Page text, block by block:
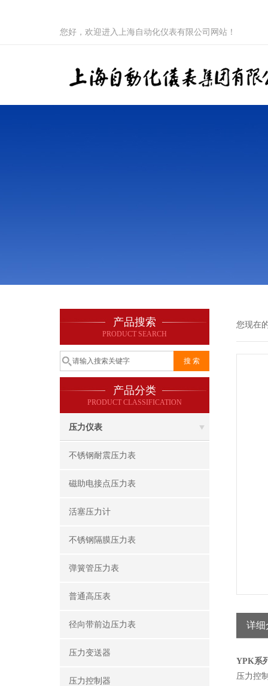
您好，欢迎进入上海自动化仪表有限公司网站！
产品搜索
PRODUCT SEARCH
产品分类
PRODUCT CLASSIFICATION
压力仪表
不锈钢耐震压力表
磁助电接点压力表
活塞压力计
不锈钢隔膜压力表
弹簧管压力表
普通高压表
径向带前边压力表
压力变送器
压力控制器
您现在
详细
YPK系
压力控